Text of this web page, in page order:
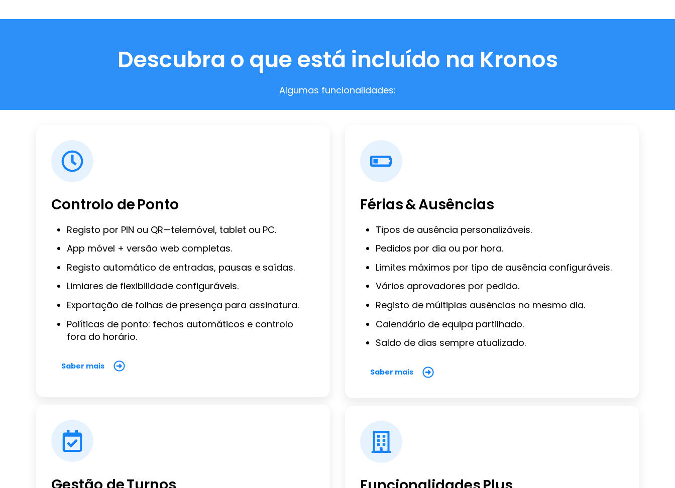
Descubra o que está incluído na Kronos
Algumas funcionalidades:
Controlo de Ponto
Registo por PIN ou QR—telemóvel, tablet ou PC.
App móvel + versão web completas.
Registo automático de entradas, pausas e saídas.
Limiares de flexibilidade configuráveis.
Exportação de folhas de presença para assinatura.
Políticas de ponto: fechos automáticos e controlo
fora do horário.
Saber mais
Férias & Ausências
Tipos de ausência personalizáveis.
Pedidos por dia ou por hora.
Limites máximos por tipo de ausência configuráveis.
Vários aprovadores por pedido.
Registo de múltiplas ausências no mesmo dia.
Calendário de equipa partilhado.
Saldo de dias sempre atualizado.
Saber mais